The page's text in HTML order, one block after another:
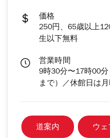
価格
250円、65歳以上
生以下無料
営業時間
9時30分〜17時00
まで）／休館日は
道案内 ウェ